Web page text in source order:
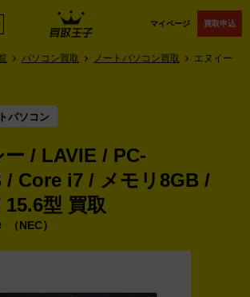
マイページ 買取申込
パソコン買取 ノートパソコン買取
エヌイー
パソコン
/ LAVIE / PC-
/ Core i7 / メモリ8GB /
型 買取
NEC